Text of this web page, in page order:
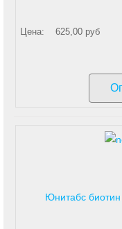
Цена: 625,00 руб
Юнитабс